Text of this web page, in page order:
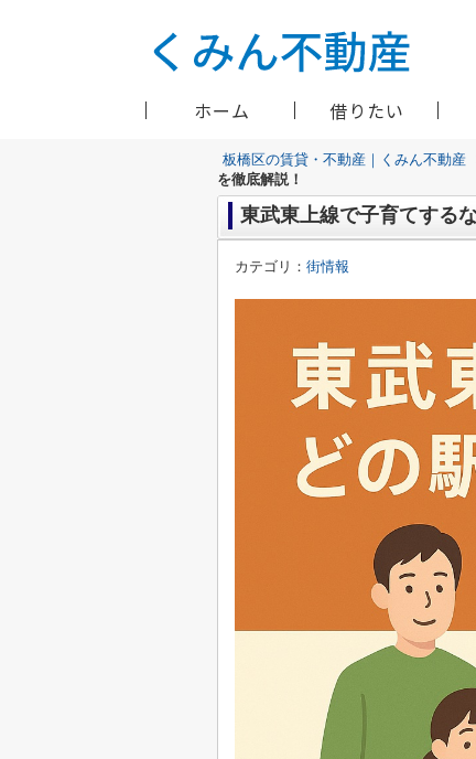
ホーム 借りたい
板橋区の賃貸・不動産｜くみん不動産
を徹底解説！
東武東上線で子育てする
カテゴリ： 街情報